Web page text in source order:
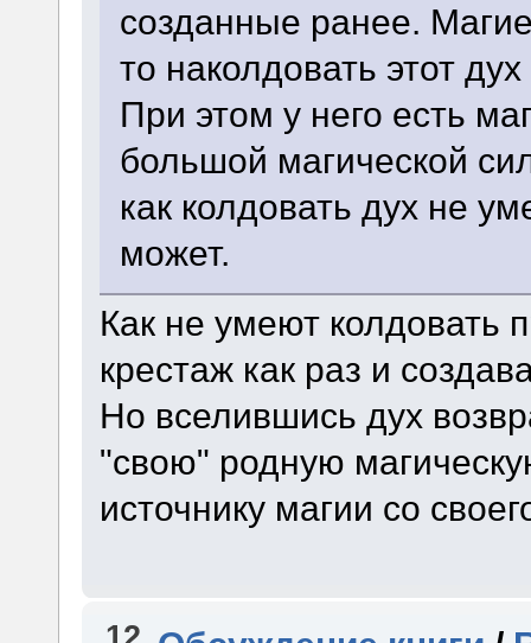
созданные ранее.
то наколдовать этот
При этом у него есть
большой магической
как колдовать дух не
может.
Как не умеют колдовать
крестаж как раз и
Но вселившись дух
"свою" родную
источнику магии со